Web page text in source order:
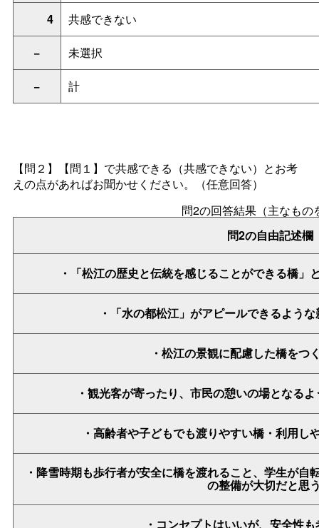
4 共感できない
− 未選択
− 計
【問２】【問１】で共感できる（共感できない）とお考
えの点があればお聞かせください。（任意回答）
問2の回答結果（主なもの
問2の自由記述欄
・「松江の歴史と伝統を感じることができる橋」
・「水の都松江」がアピールできるよう
・松江の景観に配慮した橋をつ
・観光客が寄ったり、市民の憩いの場となる
・高齢者や子どもでも渡りやすい橋・利用し
・降雪時期も歩行者が安全に橋を渡れること、学生が
の整備が大切だと思
・コンセプトはいいが、安全性